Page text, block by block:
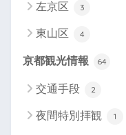
左京区 3
東山区 4
京都観光情報 64
交通手段 2
夜間特別拝観 1